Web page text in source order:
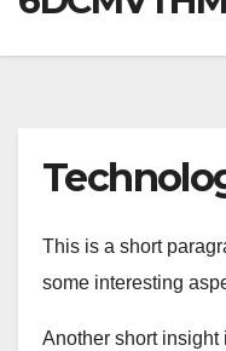
This is a short
some interesting
Another short insight